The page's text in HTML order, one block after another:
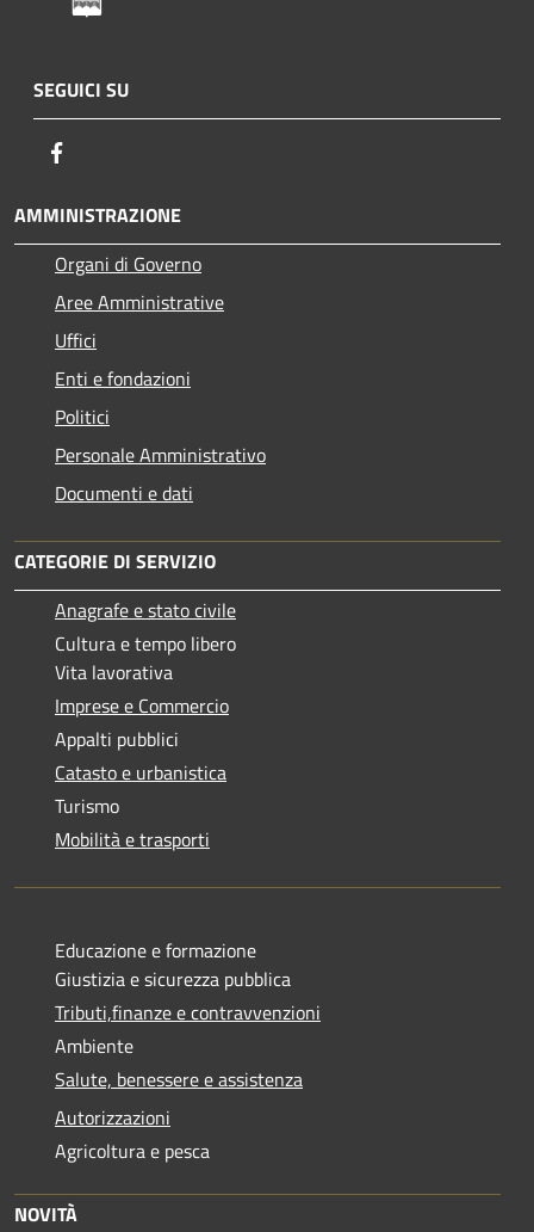
SEGUICI SU
AMMINISTRAZIONE
Organi di Governo
Aree Amministrative
Uffici
Enti e fondazioni
Politici
Personale Amministrativo
Documenti e dati
CATEGORIE DI SERVIZIO
Anagrafe e stato civile
Cultura e tempo libero
Vita lavorativa
Imprese e Commercio
Appalti pubblici
Catasto e urbanistica
Turismo
Mobilità e trasporti
Educazione e formazione
Giustizia e sicurezza pubblica
Tributi,finanze e contravvenzioni
Ambiente
Salute, benessere e assistenza
Autorizzazioni
Agricoltura e pesca
NOVITÀ